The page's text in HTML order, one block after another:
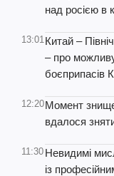
над росією в
13:01Китай –
– про
боєприпасів
12:20Момент
вдалося
11:30 Невидимі
із